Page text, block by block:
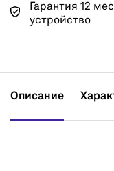
Гарантия 12
устройство
Описание